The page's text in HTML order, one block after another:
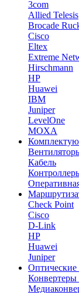
3com
Allied Telesis
Brocade
Cisco
Eltex
Extreme
Hirschmann
HP
Huawei
IBM
Juniper
LevelOne
MOXA
Кабель
Check Point
Cisco
D-Link
HP
Huawei
Juniper
Оптические
Конвертеры